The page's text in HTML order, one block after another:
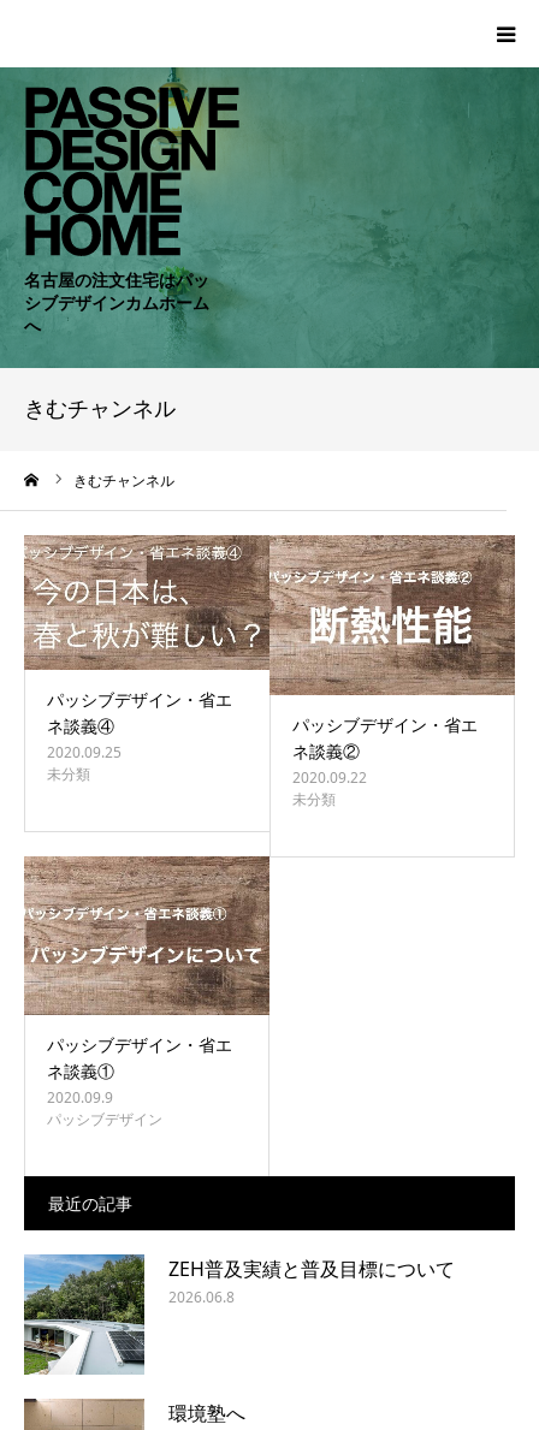
名古屋の注文住宅はパッ
シブデザインカムホーム
へ
きむチャンネル
きむチャンネル
パッシブデザイン・省エ
ネ談義④
2020.09.25
未分類
パッシブデザイン・省エ
ネ談義②
2020.09.22
未分類
パッシブデザイン・省エ
ネ談義①
2020.09.9
パッシブデザイン
最近の記事
ZEH普及実績と普及目標について
2026.06.8
環境塾へ
HOME
WORKS
COMPANY
CONCEPT
NEWS
BLOG
CONTACT